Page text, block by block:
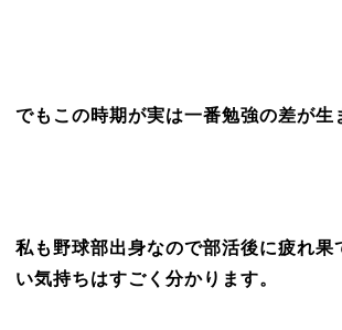
でもこの時期が実は一番勉強の差が生
私も野球部出身なので部活後に疲れ果
い気持ちはすごく分かります。